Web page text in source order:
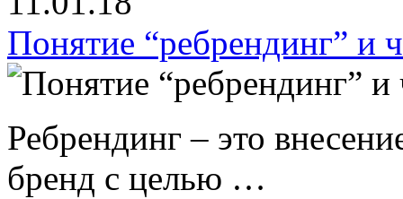
Понятие “ребрендинг” и
Ребрендинг – это
бренд с целью …